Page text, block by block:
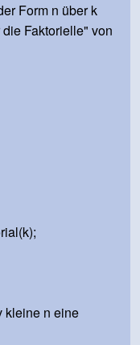
Form n über k
Faktorielle" von
kleine n eine